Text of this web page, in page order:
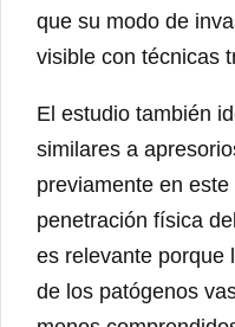
que su modo de
visible con técnicas
El estudio también
similares a
previamente en
penetración física
es relevante porque
de los patógenos